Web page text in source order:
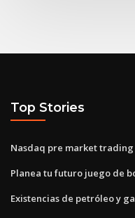
Top Stories
Nasdaq pre market trading
Planea tu futuro juego de
Existencias de petróleo y